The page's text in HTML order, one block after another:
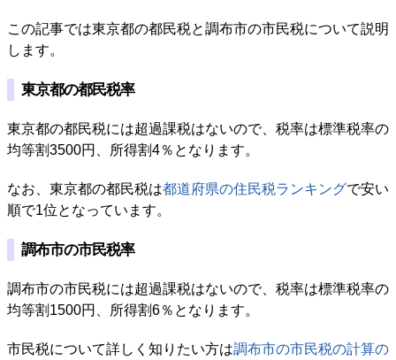
この記事では東京都の都民税と調布市の市民税について説明
します。
東京都の都民税率
東京都の都民税には超過課税はないので、税率は標準税率の
均等割3500円、所得割4％となります。
なお、東京都の都民税は都道府県の住民税ランキングで安い
順で1位となっています。
調布市の市民税率
調布市の市民税には超過課税はないので、税率は標準税率の
均等割1500円、所得割6％となります。
市民税について詳しく知りたい方は調布市の市民税の計算の